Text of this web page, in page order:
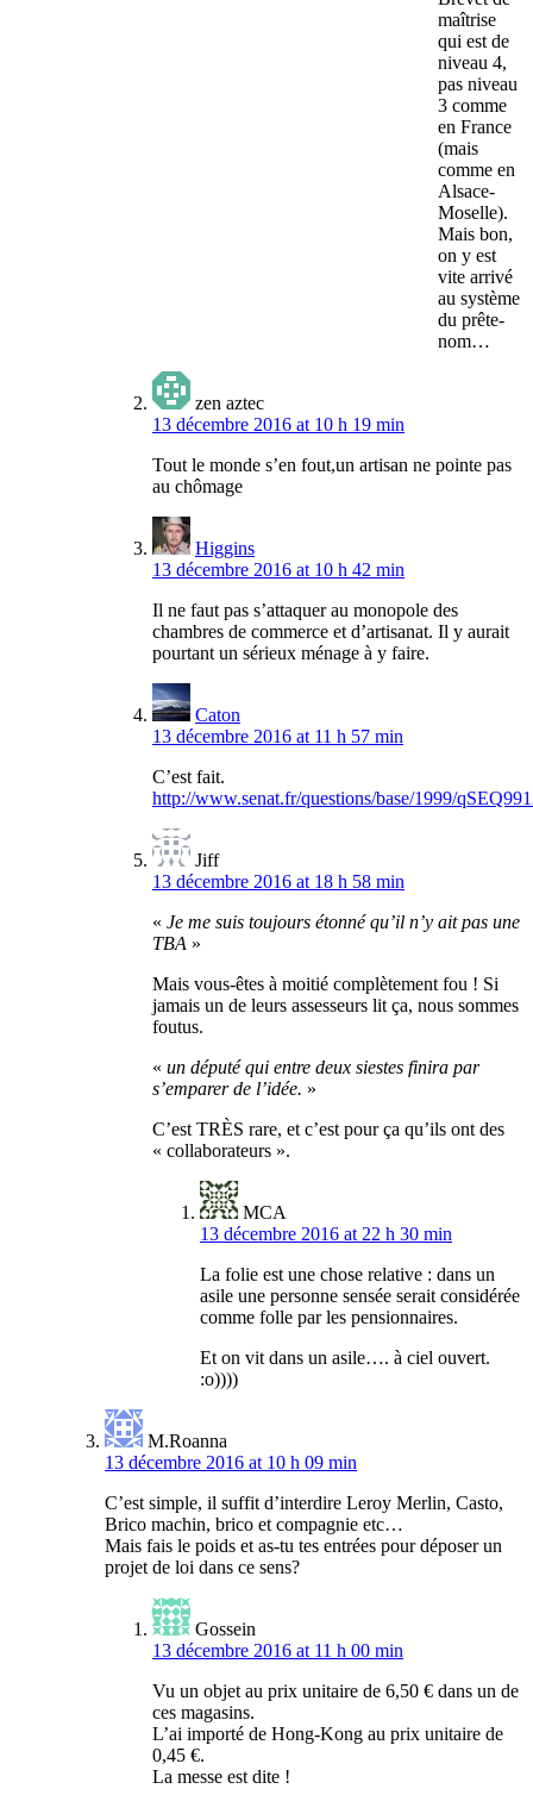
maîtrise
qui est de
niveau 4,
pas niveau
3 comme
en France
(mais
comme en
Alsace-
Moselle).
Mais bon,
on y est
vite arrivé
au système
du prête-
nom…
zen aztec
13 décembre 2016 at 10 h 19 min
Tout le monde s’en fout,un artisan ne pointe pas
au chômage
Higgins
13 décembre 2016 at 10 h 42 min
Il ne faut pas s’attaquer au monopole des
chambres de commerce et d’artisanat. Il y aurait
pourtant un sérieux ménage à y faire.
Caton
13 décembre 2016 at 11 h 57 min
C’est fait.
http://www.senat.fr/questions/base/1999/
Jiff
13 décembre 2016 at 18 h 58 min
« Je me suis toujours étonné qu’il n’y ait pas une
TBA »
Mais vous-êtes à moitié complètement fou ! Si
jamais un de leurs assesseurs lit ça, nous sommes
foutus.
« un député qui entre deux siestes finira par
s’emparer de l’idée. »
C’est TRÈS rare, et c’est pour ça qu’ils ont des
« collaborateurs ».
MCA
13 décembre 2016 at 22 h 30 min
La folie est une chose relative : dans un
asile une personne sensée serait considérée
comme folle par les pensionnaires.
Et on vit dans un asile…. à ciel ouvert.
:o))))
M.Roanna
13 décembre 2016 at 10 h 09 min
C’est simple, il suffit d’interdire Leroy Merlin, Casto,
Brico machin, brico et compagnie etc…
Mais fais le poids et as-tu tes entrées pour déposer un
projet de loi dans ce sens?
Gossein
13 décembre 2016 at 11 h 00 min
Vu un objet au prix unitaire de 6,50 € dans un de
ces magasins.
L’ai importé de Hong-Kong au prix unitaire de
0,45 €.
La messe est dite !